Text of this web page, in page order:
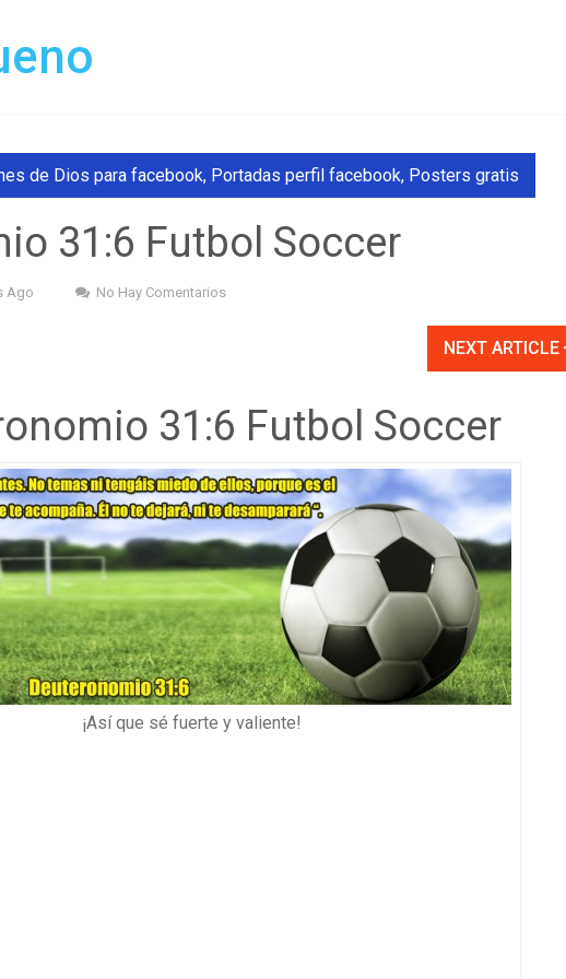
de Dios para facebook, Portadas perfil facebook, Posters gratis
31:6 Futbol Soccer
Ago No Hay Comentarios
NEXT ARTICLE
31:6 Futbol Soccer
¡Así que sé fuerte y valiente!